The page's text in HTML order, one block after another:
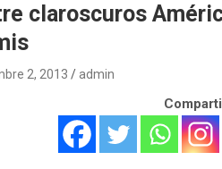
claroscuros
2, 2013 admin